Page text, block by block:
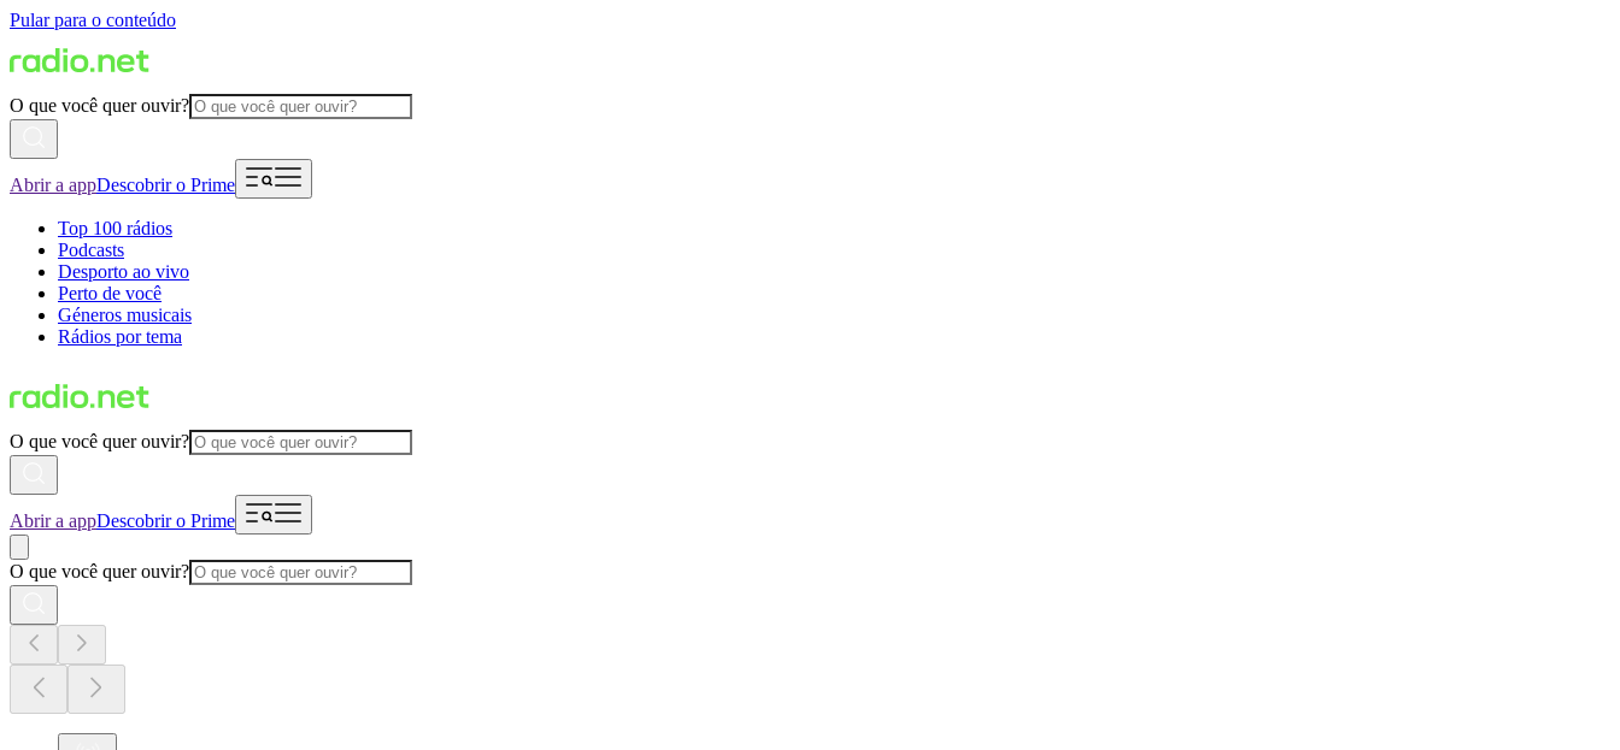
Pular para o conteúdo
O que você quer ouvir?
Abrir a appDescobrir o Prime
Top 100 rádios
Podcasts
Desporto ao vivo
Perto de você
Géneros musicais
Rádios por tema
O que você quer ouvir?
Abrir a appDescobrir o Prime
O que você quer ouvir?